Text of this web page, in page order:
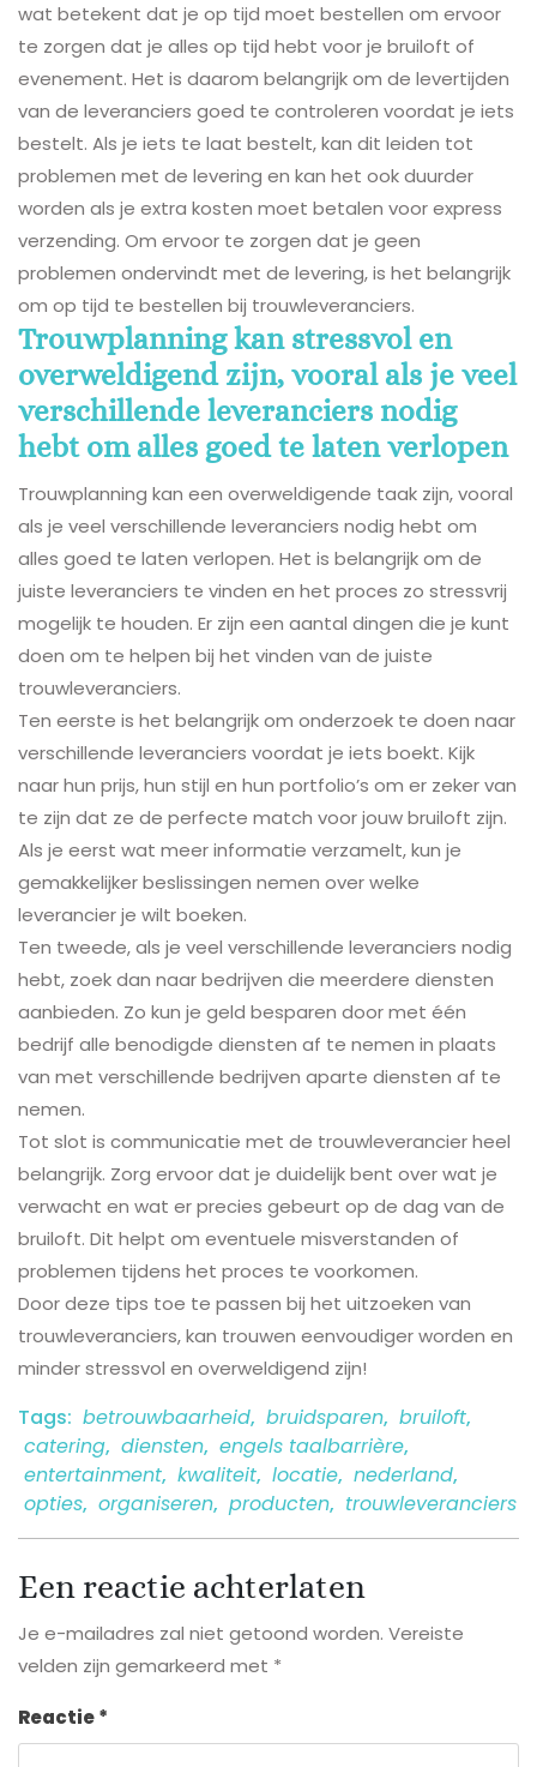
wat betekent dat je op tijd moet bestellen om ervoor
te zorgen dat je alles op tijd hebt voor je bruiloft of
evenement. Het is daarom belangrijk om de levertijden
van de leveranciers goed te controleren voordat je iets
bestelt. Als je iets te laat bestelt, kan dit leiden tot
problemen met de levering en kan het ook duurder
worden als je extra kosten moet betalen voor express
verzending. Om ervoor te zorgen dat je geen
problemen ondervindt met de levering, is het belangrijk
om op tijd te bestellen bij trouwleveranciers.
Trouwplanning kan stressvol en
overweldigend zijn, vooral als je veel
verschillende leveranciers nodig
hebt om alles goed te laten verlopen
Trouwplanning kan een overweldigende taak zijn, vooral
als je veel verschillende leveranciers nodig hebt om
alles goed te laten verlopen. Het is belangrijk om de
juiste leveranciers te vinden en het proces zo stressvrij
mogelijk te houden. Er zijn een aantal dingen die je kunt
doen om te helpen bij het vinden van de juiste
trouwleveranciers.
Ten eerste is het belangrijk om onderzoek te doen naar
verschillende leveranciers voordat je iets boekt. Kijk
naar hun prijs, hun stijl en hun portfolio’s om er zeker van
te zijn dat ze de perfecte match voor jouw bruiloft zijn.
Als je eerst wat meer informatie verzamelt, kun je
gemakkelijker beslissingen nemen over welke
leverancier je wilt boeken.
Ten tweede, als je veel verschillende leveranciers nodig
hebt, zoek dan naar bedrijven die meerdere diensten
aanbieden. Zo kun je geld besparen door met één
bedrijf alle benodigde diensten af te nemen in plaats
van met verschillende bedrijven aparte diensten af te
nemen.
Tot slot is communicatie met de trouwleverancier heel
belangrijk. Zorg ervoor dat je duidelijk bent over wat je
verwacht en wat er precies gebeurt op de dag van de
bruiloft. Dit helpt om eventuele misverstanden of
problemen tijdens het proces te voorkomen.
Door deze tips toe te passen bij het uitzoeken van
trouwleveranciers, kan trouwen eenvoudiger worden en
minder stressvol en overweldigend zijn!
Tags: betrouwbaarheid, bruidsparen, bruiloft,
catering, diensten, engels taalbarrière,
entertainment, kwaliteit, locatie, nederland,
opties, organiseren, producten, trouwleveranciers
Een reactie achterlaten
Je e-mailadres zal niet getoond worden. Vereiste
velden zijn gemarkeerd met *
Reactie*